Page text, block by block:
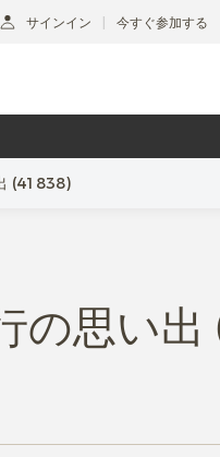
サインイン 今すぐ参加する
(41838)
の思い出